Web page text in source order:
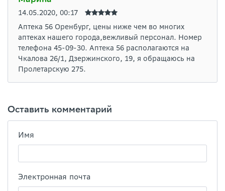
14.05.2020, 00:17
Аптека 56 Оренбург, цены ниже чем во многих
аптеках нашего города,вежливый персонал. Номер
телефона 45-09-30. Аптека 56 располагаются на
Чкалова 26/1, Дзержинского, 19, я обращаюсь на
Пролетарскую 275.
Оставить комментарий
Имя
Электронная почта